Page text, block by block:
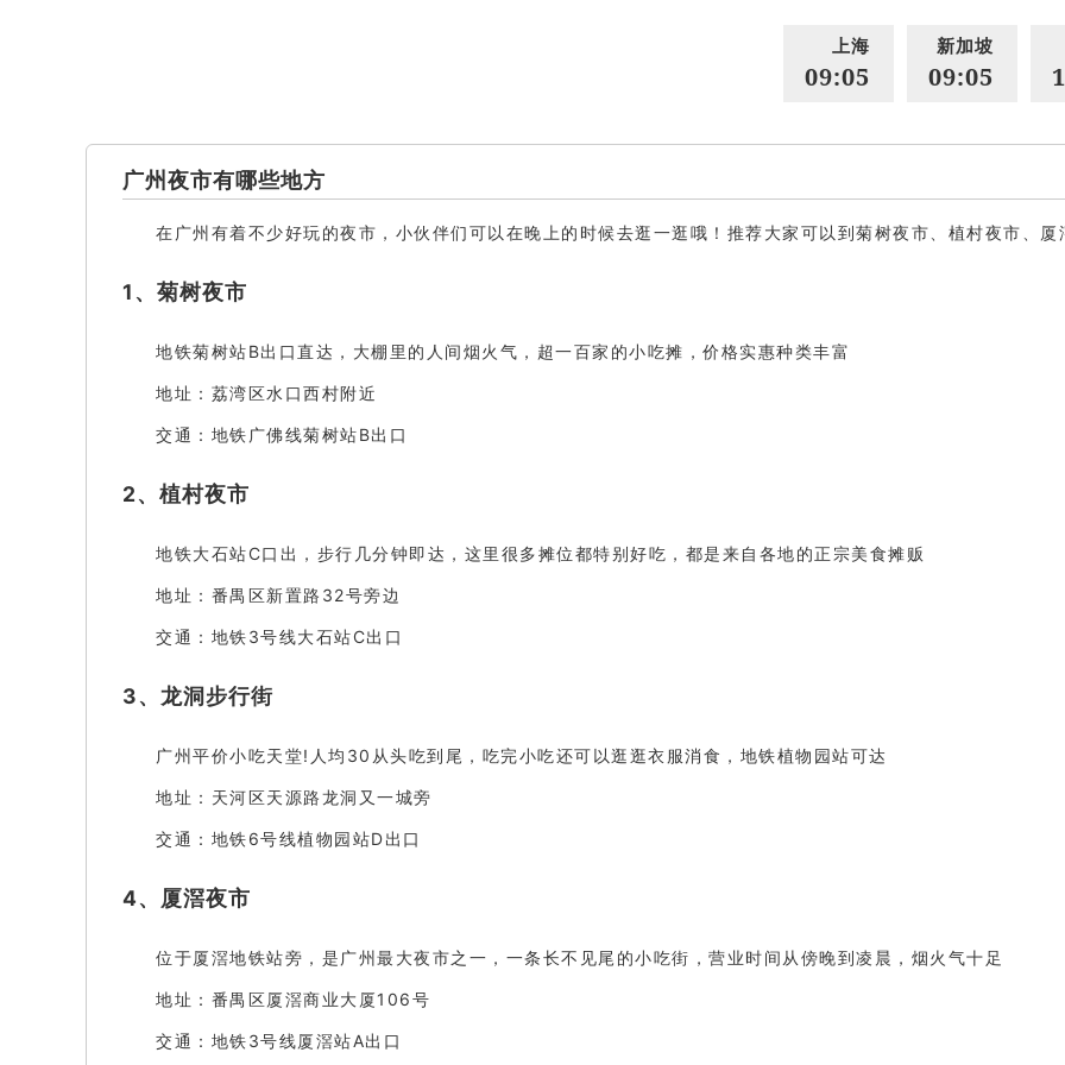
上海
09:05
新加坡
09:05
广州夜市有哪些地方
在广州有着不少好玩的夜市，小伙伴们可以在晚上的时候去逛一逛哦！推荐大家可以到菊树夜市、植村夜市、
1、菊树夜市
地铁菊树站B出口直达，大棚里的人间烟火气，超一百家的小吃摊，价格实惠种类丰富
地址：荔湾区水口西村附近
交通：地铁广佛线菊树站B出口
2、植村夜市
地铁大石站C口出，步行几分钟即达，这里很多摊位都特别好吃，都是来自各地的正宗美食摊贩
地址：番禺区新置路32号旁边
交通：地铁3号线大石站C出口
3、龙洞步行街
广州平价小吃天堂!人均30从头吃到尾，吃完小吃还可以逛逛衣服消食，地铁植物园站可达
地址：天河区天源路龙洞又一城旁
交通：地铁6号线植物园站D出口
4、厦滘夜市
位于厦滘地铁站旁，是广州最大夜市之一，一条长不见尾的小吃街，营业时间从傍晚到凌晨，烟火气十足
地址：番禺区厦滘商业大厦106号
交通：地铁3号线厦滘站A出口